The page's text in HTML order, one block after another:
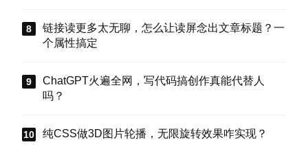
链接读更多太无聊，怎么让读屏念出文章标题？一
个属性搞定
ChatGPT火遍全网，写代码搞创作真能代替人
吗？
纯CSS做3D图片轮播，无限旋转效果咋实现？